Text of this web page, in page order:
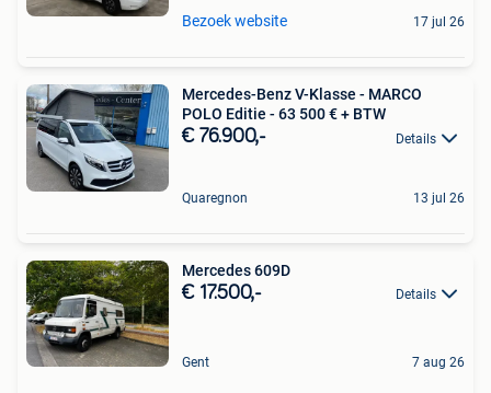
Bezoek website 17 jul 26
Mercedes-Benz V-Klasse - MARCO
POLO Editie - 63 500 € + BTW
€ 76.900,- Details
Quaregnon 13 jul 26
Mercedes 609D
€ 17.500,- Details
Gent 7 aug 26